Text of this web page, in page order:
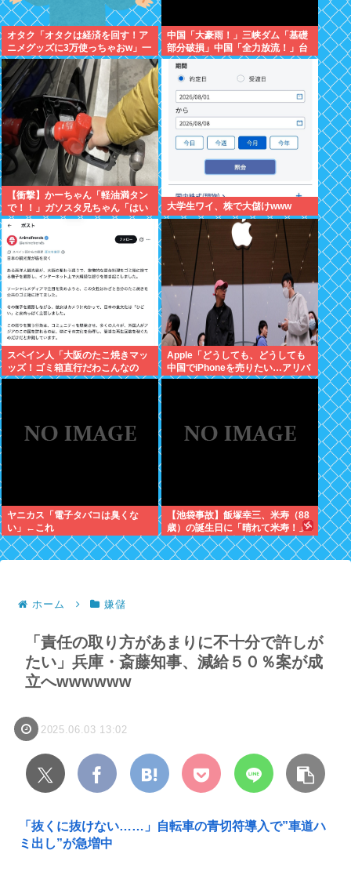
オタク「オタクは経済を回す！ア
ニメグッズに3万使っちゃおw」一
般人「車に500万、家に3000万、
観光して5万、交際費に5万」
中国「大豪雨！」三峡ダム「基礎
部分破損」中国「全力放流！」台
風13号「中国上陸予測」台風15号
「中国接近（画像」中国「台風同
時上陸！（穀物生産が壊滅危機」
【衝撃】かーちゃん「軽油満タン
で！！」ガソスタ兄ちゃん「はい
(レギュラーの間違いだろな…)」
⇒結果ｗｗ
大学生ワイ、株で大儲けwww
スペイン人「大阪のたこ焼きマッ
ッズ！ゴミ箱直行だわこんなの
w」←大炎上してしまう
Apple「どうしても、どうしても
中国でiPhoneを売りたい…アリバ
バさん提携しよ！」中国AI企業に
ヤニカス「電子タバコは臭くな
い」←これ
【池袋事故】飯塚幸三、米寿（88
歳）の誕生日に「晴れて米寿！」
「嬉しい」と日記に書いていた
ホーム 嫌儲
「責任の取り方があまりに不十分で許しが
たい」兵庫・斎藤知事、減給５０％案が成
立へwwwwww
2025.06.03 13:02
「抜くに抜けない……」自転車の青切符導入で”車道ハ
ミ出し”が急増中